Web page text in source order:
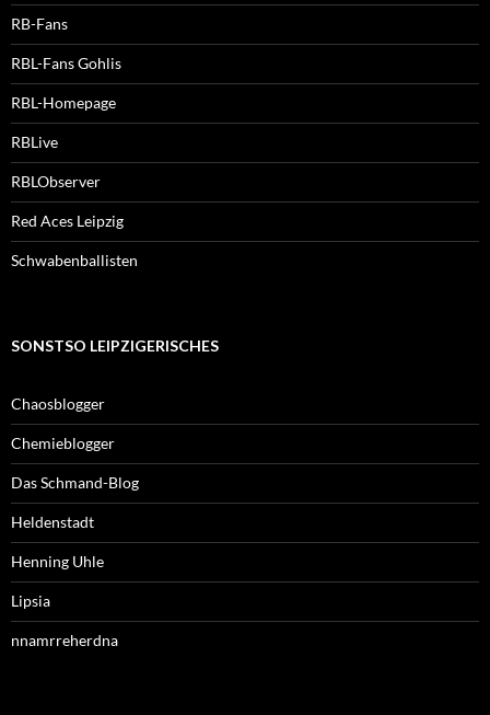
RB-Fans
RBL-Fans Gohlis
RBL-Homepage
RBLive
RBLObserver
Red Aces Leipzig
Schwabenballisten
SONSTSO LEIPZIGERISCHES
Chaosblogger
Chemieblogger
Das Schmand-Blog
Heldenstadt
Henning Uhle
Lipsia
nnamrreherdna